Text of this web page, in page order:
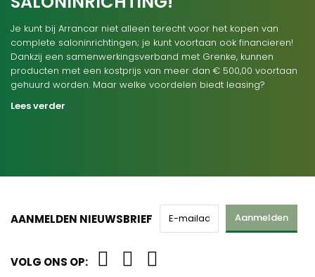
Je kunt bij Arrancar niet alleen terecht voor het kopen van
complete saloninrichtingen; je kunt voortaan ook financieren!
Dankzij een samenwerkingsverband met Grenke, kunnen
producten met een kostprijs van meer dan € 500,00 voortaan
gehuurd worden. Maar welke voordelen biedt leasing?
Lees verder
AANMELDEN NIEUWSBRIEF Aanmelden
VOLG ONS OP: